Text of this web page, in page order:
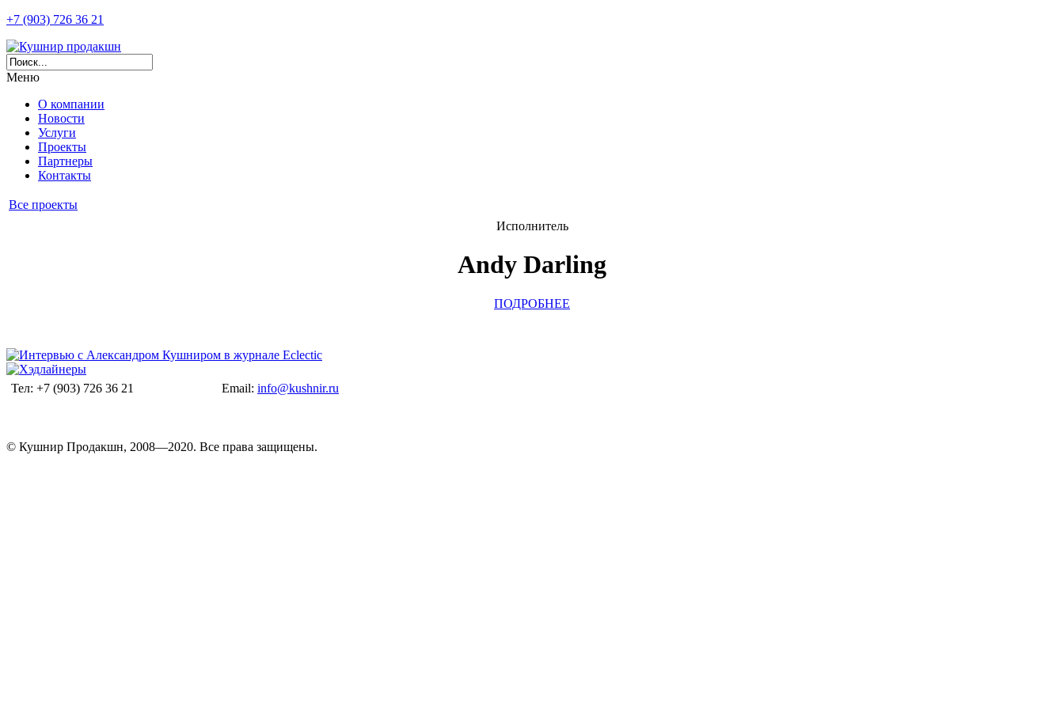
+7 (903) 726 36 21
Меню
О компании
Новости
Услуги
Проекты
Партнеры
Контакты
Все проекты
Исполнитель
Andy Darling
ПОДРОБНЕЕ
Тел: +7 (903) 726 36 21 Email: info@kushnir.ru
© Кушнир Продакшн, 2008—2020. Все права защищены.